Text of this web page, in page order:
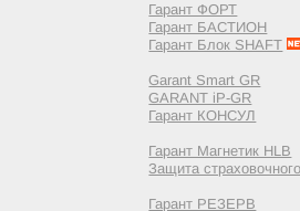
Гарант ФОРТ
Гарант БАСТИОН
Гарант Блок SHAFT
Garant Smart GR
GARANT iP-GR
Гарант КОНСУЛ
Гарант Магнетик HLB
Защита
Гарант РЕЗЕРВ